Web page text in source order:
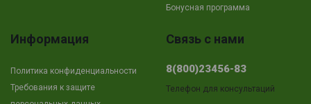
Бонусная программа
Информация
Политика конфиденциальности
Требования к защите
Связь с нами
8(800)23456-83
Телефон для консультаций